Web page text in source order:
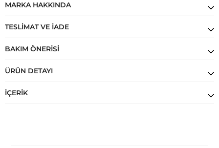
MARKA HAKKINDA
TESLIMAT VE İADE
BAKIM ÖNERISI
ÜRÜN DETAYI
İÇERIK